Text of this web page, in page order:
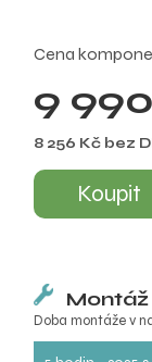
Cena
9
8 256 Kč bez
Koupit
Montáž
Doba montáže v